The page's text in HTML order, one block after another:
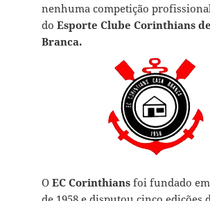
nenhuma competição
do Esporte Clube Corinthians
Branca.
O EC Corinthiansfoi fundado em